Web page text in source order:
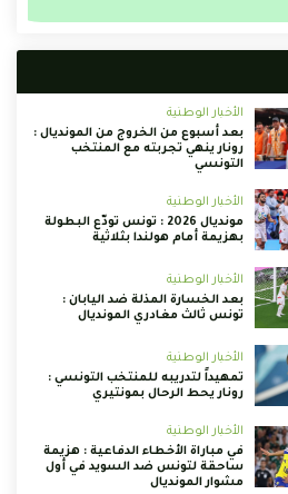
الأخبار الوطنية
بعد أسبوع من الخروج من المونديال :
رونار ينهي تجربته مع المنتخب
التونسي
الأخبار الوطنية
مونديال 2026 : تونس تودّع البطولة
بهزيمة أمام هولندا بثلاثية
الأخبار الوطنية
بعد الخسارة المذلة ضد اليابان :
تونس ثالث مغادري المونديال
الأخبار الوطنية
تمهيداً لتدريبه للمنتخب التونسي :
رونار يحط الرحال بمونتيري
الأخبار الوطنية
في مباراة الأخطاء الدفاعية : هزيمة
ساحقة لتونس ضد السويد في أول
مشوار المونديال